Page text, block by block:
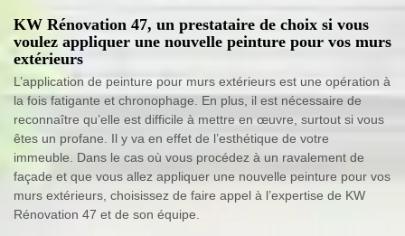
KW Rénovation 47, un prestataire de choix si vous
voulez appliquer une nouvelle peinture pour vos murs
extérieurs
L’application de peinture pour murs extérieurs est une opération à
la fois fatigante et chronophage. En plus, il est nécessaire de
reconnaître qu’elle est difficile à mettre en œuvre, surtout si vous
êtes un profane. Il y va en effet de l’esthétique de votre
immeuble. Dans le cas où vous procédez à un ravalement de
façade et que vous allez appliquer une nouvelle peinture pour vos
murs extérieurs, choisissez de faire appel à l’expertise de KW
Rénovation 47 et de son équipe.